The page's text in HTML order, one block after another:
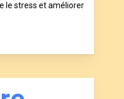
le stress et améliorer